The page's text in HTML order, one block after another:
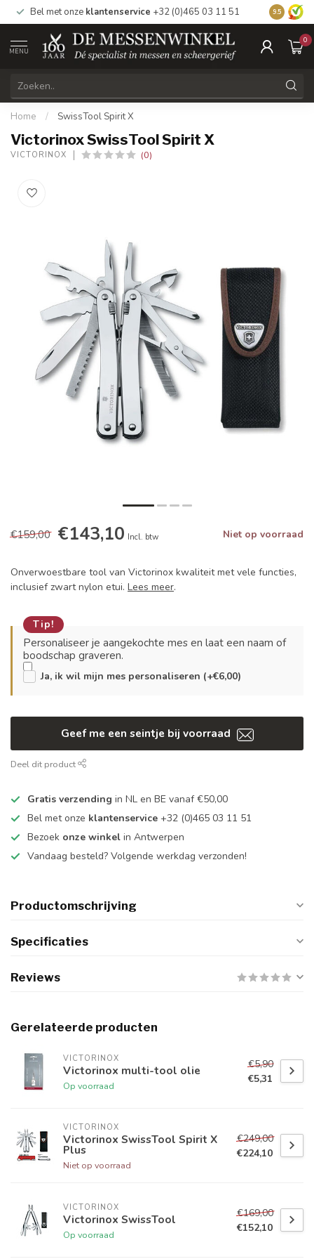
Bel met onze klantenservice +32 (0)465 03 11 51 Bezoek
9.5
MENU
0
Home / SwissTool Spirit X
Victorinox SwissTool Spirit X
VICTORINOX (0)
€159,00 €143,10 Incl. btw Niet op voorraad
Onverwoestbare tool van Victorinox kwaliteit met vele functies,
inclusief zwart nylon etui. Lees meer.
Tip!
Personaliseer je aangekochte mes en laat een naam of
boodschap graveren.
Ja, ik wil mijn mes personaliseren (+€6,00)
Geef me een seintje bij voorraad
Deel dit product
Gratis verzending in NL en BE vanaf €50,00
Bel met onze klantenservice +32 (0)465 03 11 51
Bezoek onze winkel in Antwerpen
Vandaag besteld? Volgende werkdag verzonden!
Productomschrijving
Specificaties
Reviews
Gerelateerde producten
VICTORINOX
Victorinox multi-tool olie
Op voorraad
€5,90
€5,31
VICTORINOX
Victorinox SwissTool Spirit X
Plus
Niet op voorraad
€249,00
€224,10
VICTORINOX
Victorinox SwissTool
Op voorraad
€169,00
€152,10